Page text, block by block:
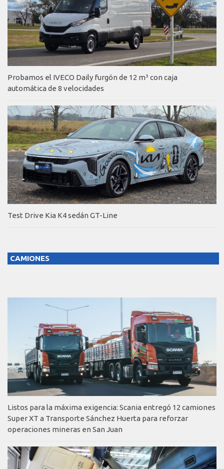
Probamos el IVECO Daily furgón de 12 m³ con caja
automática de 8 velocidades
Test Drive Kia K4 sedán GT-Line
CAMIONES
Listos para la máxima exigencia: Scania entregó 12 camiones
Super XT a Transporte Sánchez Huerta para reforzar
operaciones mineras en San Juan